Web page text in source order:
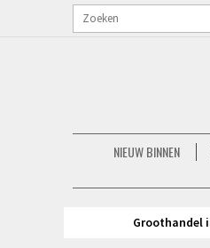
NIEUW BINNEN
Groothandel